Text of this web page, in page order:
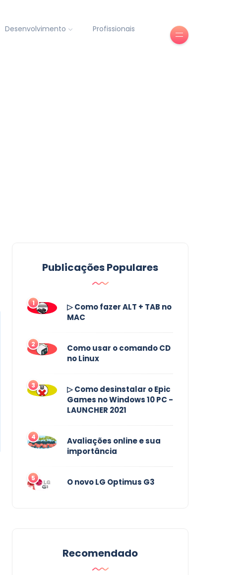
Desenvolvimento Profissionais
Publicações Populares
1
▷ Como fazer ALT + TAB no
MAC
2
Como usar o comando CD
no Linux
3
▷ Como desinstalar o Epic
Games no Windows 10 PC -
LAUNCHER 2021
4
Avaliações online e sua
importância
5 O novo LG Optimus G3
Recomendado